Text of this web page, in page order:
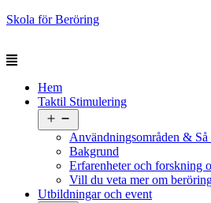
Skola för Beröring
Hem
Taktil Stimulering
meny
Användningsområden & Så
Bakgrund
Erfarenheter och forskning
Vill du veta mer om
Utbildningar och event